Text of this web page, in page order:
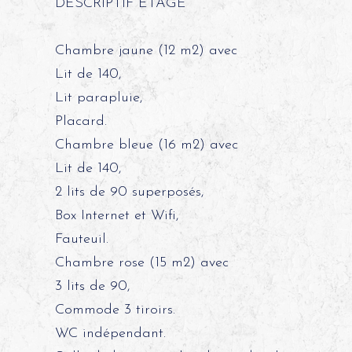
DESCRIPTIF ETAGE
Chambre jaune (12 m2) avec
Lit de 140,
Lit parapluie,
Placard.
Chambre bleue (16 m2) avec
Lit de 140,
2 lits de 90 superposés,
Box Internet et Wifi,
Fauteuil.
Chambre rose (15 m2) avec
3 lits de 90,
Commode 3 tiroirs.
WC indépendant.